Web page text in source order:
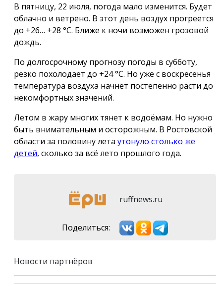
В пятницу, 22 июля, погода мало изменится. Будет
облачно и ветрено. В этот день воздух прогреется
до +26… +28 °С. Ближе к ночи возможен грозовой
дождь.
По долгосрочному прогнозу погоды в субботу,
резко похолодает до +24 °С. Но уже с воскресенья
температура воздуха начнёт постепенно расти до
некомфортных значений.
Летом в жару многих тянет к водоёмам. Но нужно
быть внимательным и осторожным. В Ростовской
области за половину лета утонуло столько же
детей, сколько за всё лето прошлого года.
ruffnews.ru
Поделиться:
Новости партнёров